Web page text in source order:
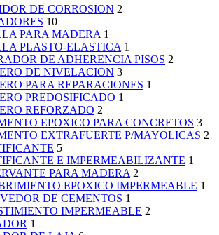
DE CORROSION 2
10
PARA MADERA 1
PLASTO-ELASTICA 1
DE ADHERENCIA PISOS 2
DE NIVELACION 3
PARA REPARACIONES 1
PREDOSIFICADO 1
REFORZADO 2
EPOXICO PARA CONCRETOS 3
EXTRAFUERTE P/MAYOLICAS 2
5
E IMPERMEABILIZANTE 1
PARA MADERA 2
EPOXICO IMPERMEABLE 1
DE CEMENTOS 1
IMPERMEABLE 2
1